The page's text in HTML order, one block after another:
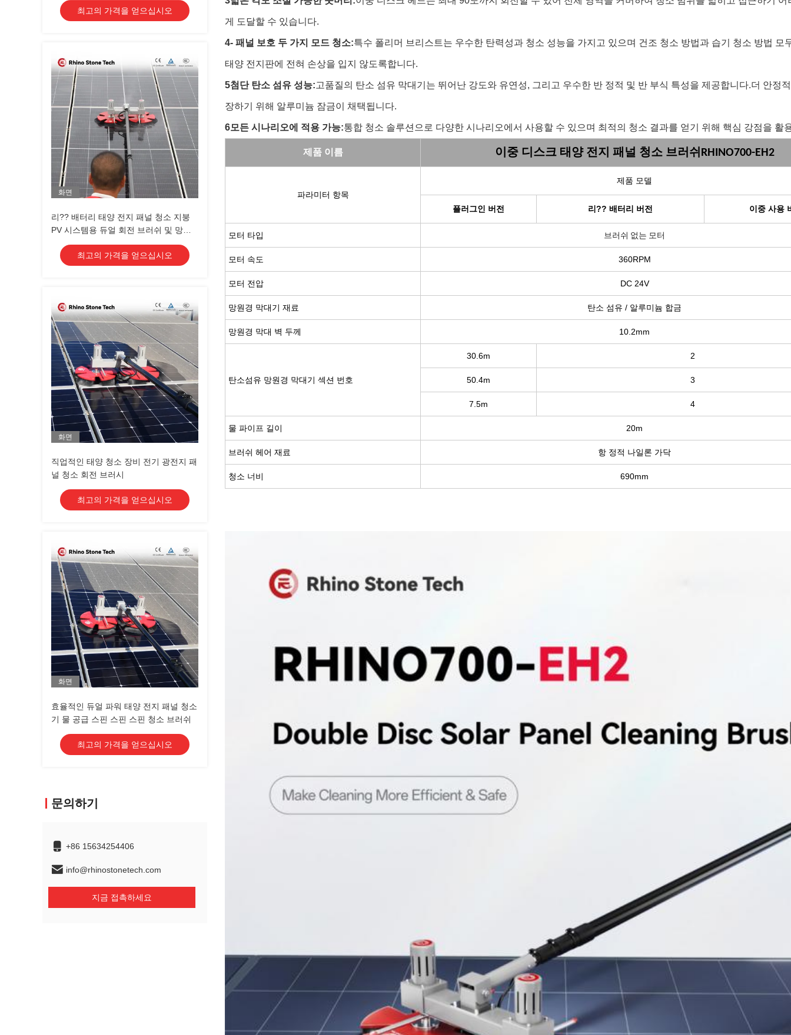
최고의 가격을 얻으십시오
화면
리?? 배터리 태양 전지 패널 청소 지붕
PV 시스템용 듀얼 회전 브러쉬 및 망원
경 기둥
최고의 가격을 얻으십시오
화면
직업적인 태양 청소 장비 전기 광전지 패
널 청소 회전 브러시
최고의 가격을 얻으십시오
화면
효율적인 듀얼 파워 태양 전지 패널 청소
기 물 공급 스핀 스핀 스핀 청소 브러쉬
최고의 가격을 얻으십시오
문의하기
+86 15634254406
info@rhinostonetech.com
지금 접촉하세요
게 도달할 수 있습니다.
4- 패널 보호 두 가지 모드 청소:특수 폴리머 브리스트는 우수한 탄력성과 청소 성능을 가지고 있으며 건조 청소 방법과 습기 청소 방법 모
태양 전지판에 전혀 손상을 입지 않도록합니다.
5첨단 탄소 섬유 성능:고품질의 탄소 섬유 막대기는 뛰어난 강도와 유연성, 그리고 우수한 반 정적 및 반 부식 특성을 제공합니다.더 안정
장하기 위해 알루미늄 잠금이 채택됩니다.
6모든 시나리오에 적용 가능:통합 청소 솔루션으로 다양한 시나리오에서 사용할 수 있으며 최적의 청소 결과를 얻기 위해 핵심 강점을 활
제품 이름 이중 디스크 태양 전지 패널 청소 브러쉬 RHINO700-EH2
파라미터 항목
제품 모델
플러그인 버전 리?? 배터리 버전 이중 사용
모터 타입 브러쉬 없는 모터
모터 속도 360RPM
모터 전압 DC 24V
망원경 막대기 재료 탄소 섬유 / 알루미늄 합금
망원경 막대 벽 두께 10.2mm
탄소섬유 망원경 막대기 섹션 번호
30.6m 2
50.4m 3
7.5m 4
물 파이프 길이 20m
브러쉬 헤어 재료 항 정적 나일론 가닥
청소 너비 690mm